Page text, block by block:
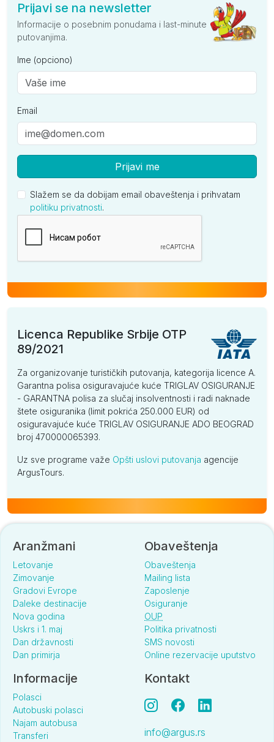
Prijavi se na newsletter
Informacije o posebnim ponudama i last-minute
putovanjima.
Ime (opciono)
Email
Prijavi me
Slažem se da dobijam email obaveštenja i prihvatam
politiku privatnosti.
Licenca Republike Srbije OTP
89/2021
Za organizovanje turističkih putovanja, kategorija licence A.
Garantna polisa osiguravajuće kuće TRIGLAV OSIGURANJE
- GARANTNA polisa za slučaj insolventnosti i radi naknade
štete osiguranika (limit pokrića 250.000 EUR) od
osiguravajuće kuće TRIGLAV OSIGURANJE ADO BEOGRAD
broj 470000065393.
Uz sve programe važe Opšti uslovi putovanja agencije
ArgusTours.
Aranžmani
Letovanje
Zimovanje
Gradovi Evrope
Daleke destinacije
Nova godina
Uskrs i 1. maj
Dan državnosti
Dan primirja
Obaveštenja
Obaveštenja
Mailing lista
Zaposlenje
Osiguranje
OUP
Politika privatnosti
SMS novosti
Online rezervacije uputstvo
Informacije
Polasci
Autobuski polasci
Najam autobusa
Transferi
Kontakt
info@argus.rs